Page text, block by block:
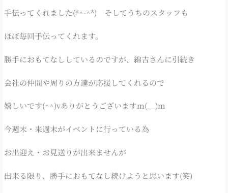
手伝ってくれました(*^-^*) そしてうちのスタッフも
ほぼ毎回手伝ってくれます。
勝手におもてなししているのですが、綿吉さんに引続き
会社の仲間や周りの方達が応援してくれるので
嬉しいです(^^)vありがとうございますm(__)m
今週末・来週末がイベントに行っている為
お出迎え・お見送りが出来ませんが
出来る限り、勝手におもてなし続けようと思います(笑)